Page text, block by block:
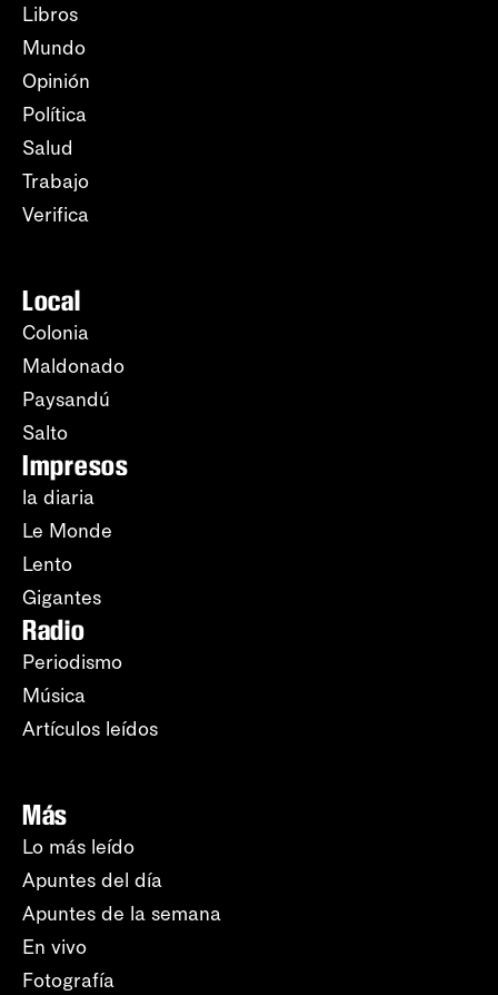
Libros
Mundo
Opinión
Política
Salud
Trabajo
Verifica
Local
Colonia
Maldonado
Paysandú
Salto
Impresos
la diaria
Le Monde
Lento
Gigantes
Radio
Periodismo
Música
Artículos leídos
Más
Lo más leído
Apuntes del día
Apuntes de la semana
En vivo
Fotografía